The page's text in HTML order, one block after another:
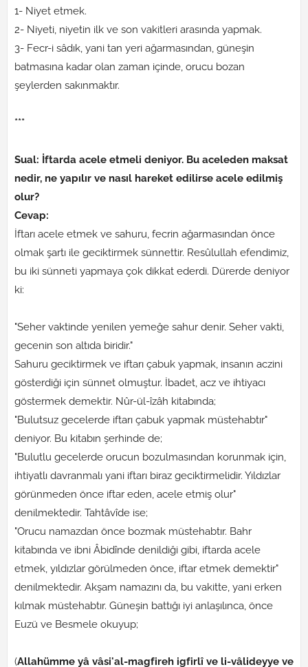
1- Niyet etmek.
2- Niyeti, niyetin ilk ve son vakitleri arasında yapmak.
3- Fecr-i sâdık, yani tan yeri ağarmasından, güneşin
batmasına kadar olan zaman içinde, orucu bozan
şeylerden sakınmaktır.
***
Sual: İftarda acele etmeli deniyor. Bu aceleden maksat
nedir, ne yapılır ve nasıl hareket edilirse acele edilmiş
olur?
Cevap:
İftarı acele etmek ve sahuru, fecrin ağarmasından önce
olmak şartı ile geciktirmek sünnettir. Resûlullah efendimiz,
bu iki sünneti yapmaya çok dikkat ederdi. Dürerde deniyor
ki:
"Seher vaktinde yenilen yemeğe sahur denir. Seher vakti,
gecenin son altıda biridir."
Sahuru geciktirmek ve iftarı çabuk yapmak, insanın aczini
gösterdiği için sünnet olmuştur. İbadet, acz ve ihtiyacı
göstermek demektir. Nûr-ül-îzâh kitabında;
"Bulutsuz gecelerde iftarı çabuk yapmak müstehabtır"
deniyor. Bu kitabın şerhinde de;
"Bulutlu gecelerde orucun bozulmasından korunmak için,
ihtiyatlı davranmalı yani iftarı biraz geciktirmelidir. Yıldızlar
görünmeden önce iftar eden, acele etmiş olur"
denilmektedir. Tahtâvîde ise;
"Orucu namazdan önce bozmak müstehabtır. Bahr
kitabında ve ibni Âbidînde denildiği gibi, iftarda acele
etmek, yıldızlar görülmeden önce, iftar etmek demektir"
denilmektedir. Akşam namazını da, bu vakitte, yani erken
kılmak müstehabtır. Güneşin battığı iyi anlaşılınca, önce
Euzü ve Besmele okuyup;
(Allahümme yâ vâsi'al-magfireh igfirlî ve li-vâlideyye ve